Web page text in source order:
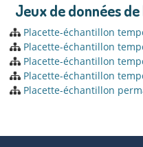
Jeux de données
Placette-échantillon
Placette-échantillon
Placette-échantillon
Placette-échantillon
Placette-échantillon